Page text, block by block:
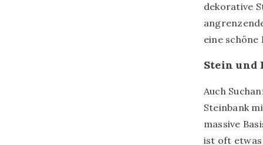
dekorative
eine schöne
Stein und
Auch
Steinbank
massive
ist oft